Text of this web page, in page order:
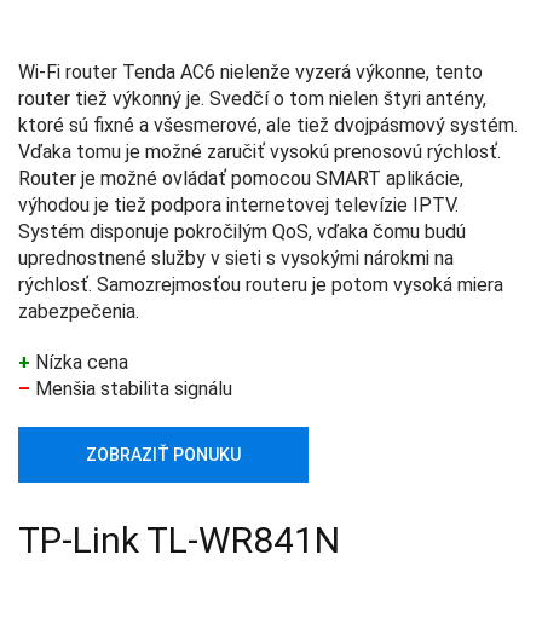
Wi-Fi router Tenda AC6 nielenže vyzerá výkonne, tento
router tiež výkonný je. Svedčí o tom nielen štyri antény,
ktoré sú fixné a všesmerové, ale tiež dvojpásmový systém.
Vďaka tomu je možné zaručiť vysokú prenosovú rýchlosť.
Router je možné ovládať pomocou SMART aplikácie,
výhodou je tiež podpora internetovej televízie IPTV.
Systém disponuje pokročilým QoS, vďaka čomu budú
uprednostnené služby v sieti s vysokými nárokmi na
rýchlosť. Samozrejmosťou routeru je potom vysoká miera
zabezpečenia.
+ Nízka cena
– Menšia stabilita signálu
ZOBRAZIŤ PONUKU
TP-Link TL-WR841N